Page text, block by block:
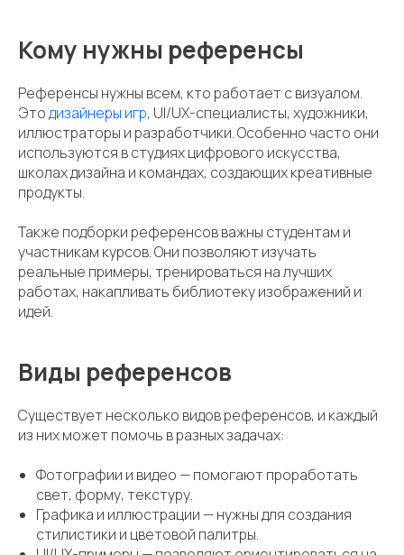
Кому нужны референсы
Референсы нужны всем, кто работает с визуалом.
Этодизайнеры игр, UI/UX-специалисты, художники,
иллюстраторы и разработчики. Особенно часто они
используются в студиях цифрового искусства,
школах дизайна и командах, создающих креативные
продукты.
Также подборки референсов важны студентам и
участникам курсов. Они позволяют изучать
реальные примеры, тренироваться на лучших
работах, накапливать библиотеку изображений и
идей.
Виды референсов
Существует несколько видов референсов, и каждый
из них может помочь в разных задачах:
Фотографии и видео — помогают проработать
свет, форму, текстуру.
Графика и иллюстрации — нужны для создания
стилистики и цветовой палитры.